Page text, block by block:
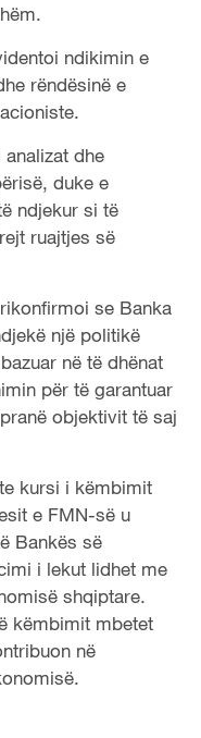
ndikimin e
rëndësinë e
dhe
duke e
ndjekur si të
ruajtjes së
se Banka
një politikë
në të dhënat
për të garantuar
objektivit të saj
kursi i këmbimit
e FMN-së u
Bankës së
i lekut lidhet me
shqiptare.
këmbimit mbetet
në